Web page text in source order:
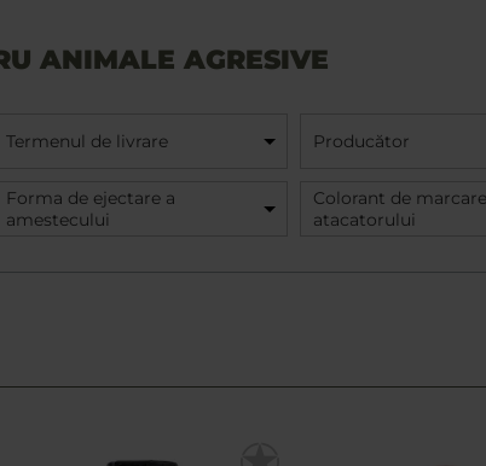
ANIMALE AGRESIVE
Termenul de livrare Producător
Forma de ejectare a
amestecului
Colorant de
atacatorului